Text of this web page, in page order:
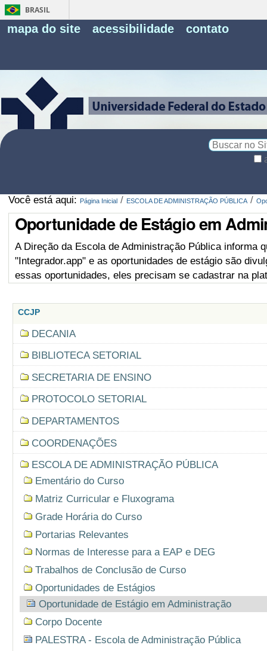
BRASIL
mapa do site acessibilidade contato
Você está aqui: Página Inicial / ESCOLA DE ADMINISTRAÇÃO PÚBLICA /
Oportunidade de Estágio em
A Direção da Escola de Administração Pública informa
"Integrador.app" e as oportunidades de estágio são
essas oportunidades, eles precisam se cadastrar na
CCJP
DECANIA
BIBLIOTECA SETORIAL
SECRETARIA DE ENSINO
PROTOCOLO SETORIAL
DEPARTAMENTOS
COORDENAÇÕES
ESCOLA DE ADMINISTRAÇÃO PÚBLICA
Ementário do Curso
Matriz Curricular e Fluxograma
Grade Horária do Curso
Portarias Relevantes
Normas de Interesse para a EAP e DEG
Trabalhos de Conclusão de Curso
Oportunidades de Estágios
Oportunidade de Estágio em Administração
Corpo Docente
PALESTRA - Escola de Administração Pública